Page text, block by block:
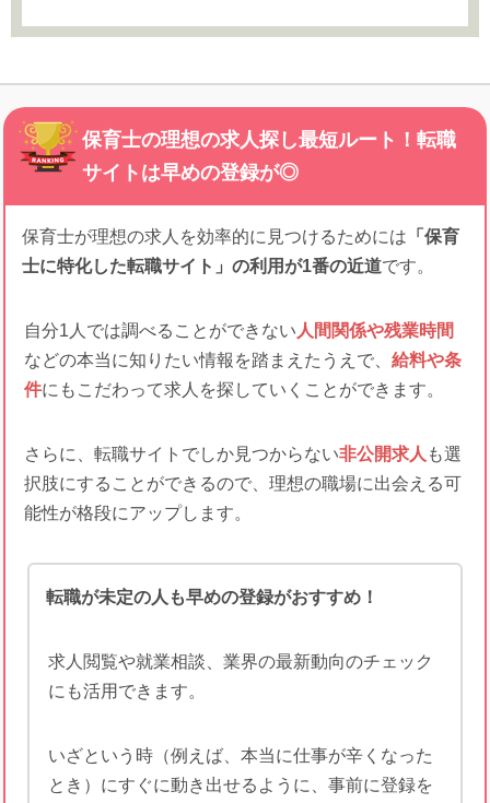
保育士の理想の求人探し最短ルート！転職
サイトは早めの登録が◎
保育士が理想の求人を効率的に見つけるためには 「保育
士に特化した転職サイト」の利用が1番の近道です。
自分1人では調べることができない 人間関係や残業時間
などの本当に知りたい情報を踏まえたうえで、 給料や条
件にもこだわって求人を探していくことができます。
さらに、転職サイトでしか見つからない非公開求人 も選
択肢にすることができるので、理想の職場に出会える可
能性が格段にアップします。
転職が未定の人も早めの登録がおすすめ！
求人閲覧や就業相談、業界の最新動向のチェック
にも活用できます。
いざという時（例えば、本当に仕事が辛くなった
とき）にすぐに動き出せるように、事前に登録を